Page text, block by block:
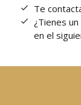
Te
¿Tienes
en el